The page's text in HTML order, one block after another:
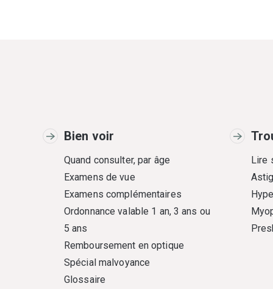
Bien voir
Quand consulter, par âge
Examens de vue
Examens complémentaires
Ordonnance valable 1 an, 3 ans ou
5 ans
Remboursement en optique
Spécial malvoyance
Glossaire
Lire